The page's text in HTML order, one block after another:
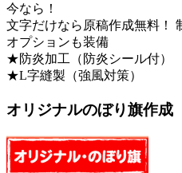
今なら！
文字だけなら原稿作成無料！
オプションも装備
★防炎加工（防炎シール付）
★L字縫製（強風対策）
オリジナルのぼり旗作成